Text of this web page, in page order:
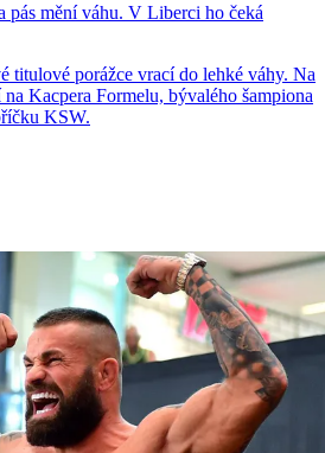
pás mění váhu. V Liberci ho čeká
titulové porážce vrací do lehké váhy. Na
Kacpera Formelu, bývalého šampiona
KSW.